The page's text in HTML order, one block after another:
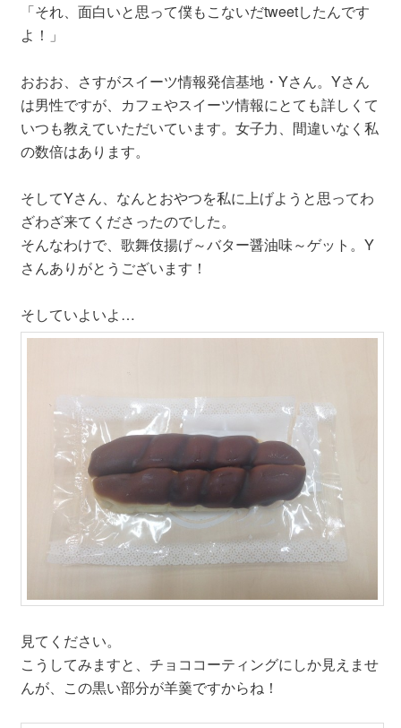
「それ、面白いと思って僕もこないだtweetしたんです
よ！」
おおお、さすがスイーツ情報発信基地・Yさん。Yさん
は男性ですが、カフェやスイーツ情報にとても詳しくて
いつも教えていただいています。女子力、間違いなく私
の数倍はあります。
そしてYさん、なんとおやつを私に上げようと思ってわ
ざわざ来てくださったのでした。
そんなわけで、歌舞伎揚げ～バター醤油味～ゲット。Y
さんありがとうございます！
そしていよいよ…
見てください。
こうしてみますと、チョココーティングにしか見えませ
んが、この黒い部分が羊羹ですからね！